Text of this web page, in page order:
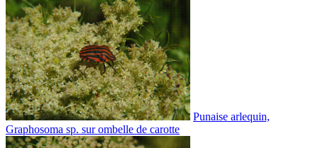
Punaise arlequin,
Graphosoma sp. sur ombelle de carotte